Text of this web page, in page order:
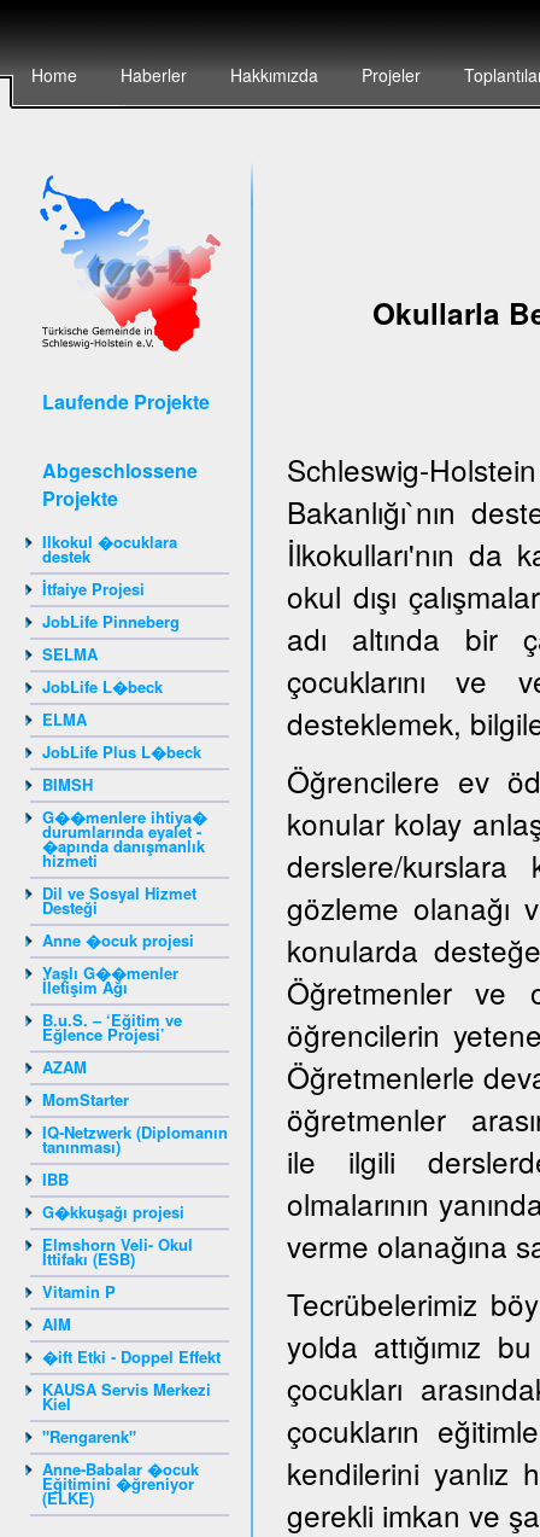
Home Haberler Hakkımızda Projeler
Laufende Projekte
Abgeschlossene
Projekte
Ilkokul �ocuklara
destek
İtfaiye Projesi
JobLife Pinneberg
SELMA
JobLife L�beck
ELMA
JobLife Plus L�beck
BIMSH
G��menlere ihtiya�
durumlarında eyalet -
�apında danışmanlık
hizmeti
Dil ve Sosyal Hizmet
Desteği
Anne �ocuk projesi
Yaşlı G��menler
İletişim Ağı
B.u.S. – ‘Eğitim ve
Eğlence Projesi’
AZAM
MomStarter
IQ-Netzwerk (Diplomanın
tanınması)
IBB
G�kkuşağı projesi
Elmshorn Veli- Okul
İttifakı (ESB)
Vitamin P
AIM
�ift Etki - Doppel Effekt
KAUSA Servis Merkezi
Kiel
"Rengarenk"
Anne-Babalar �ocuk
Eğitimini �ğreniyor
(ELKE)
Okullarla
Schleswig-
Bakanlığı`nın
İlkokulları'nın da
okul dışı
adı altında bir
çocuklarını ve
desteklemek,
Öğrencilere ev
konular kolay
derslere/kurslara
gözleme olanağı
konularda
Öğretmenler ve
öğrencilerin
Öğretmenlerle
öğretmenler
ile ilgili
olmalarının
verme olanağına
Tecrübelerimiz
yolda attığımız
çocukları
çocukların
kendilerini yanlız
gerekli imkan ve